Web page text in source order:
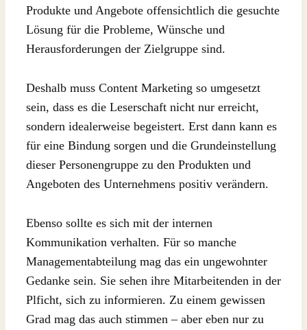
Produkte und Angebote offensichtlich die gesuchte
Lösung für die Probleme, Wünsche und
Herausforderungen der Zielgruppe sind.
Deshalb muss Content Marketing so umgesetzt
sein, dass es die Leserschaft nicht nur erreicht,
sondern idealerweise begeistert. Erst dann kann es
für eine Bindung sorgen und die Grundeinstellung
dieser Personengruppe zu den Produkten und
Angeboten des Unternehmens positiv verändern.
Ebenso sollte es sich mit der internen
Kommunikation verhalten. Für so manche
Managementabteilung mag das ein ungewohnter
Gedanke sein. Sie sehen ihre Mitarbeitenden in der
Plficht, sich zu informieren. Zu einem gewissen
Grad mag das auch stimmen – aber eben nur zu